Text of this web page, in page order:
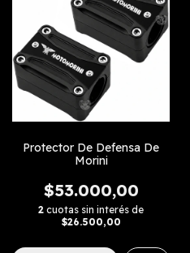
Protector De Defensa De
Morini
$53.000,00
2 cuotas sin interés de
$26.500,00